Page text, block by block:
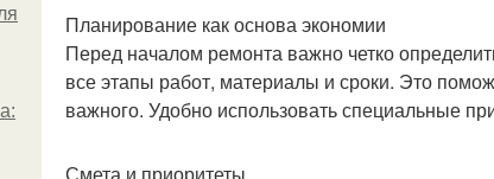
Планирование как основа экономии
Перед началом ремонта важно четко
все этапы работ, материалы и сроки. Это
важного. Удобно использовать специальные